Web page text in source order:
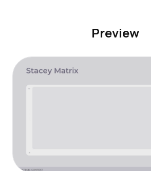
Preview